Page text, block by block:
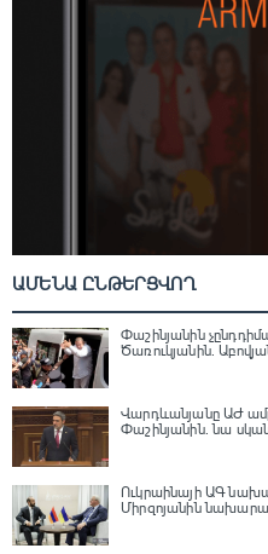
ԱՄԵՆԱ ԸՆԹԵՐՑՎՈՂ
Փաշինյանին
Ծառուկյանին.
Վարդևանյանը ԱԺ
Փաշինյանին․ նա
Ուկրաինայի ԱԳ
Միրզոյանին